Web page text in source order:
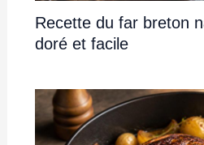
Recette du far breton
doré et facile